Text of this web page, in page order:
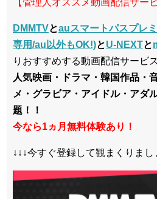
DMMTVとauスマートパスプレ
専用/au以外もOK!)とU-NEXTと
りおすすめする動画配信サービ
人気映画・ドラマ・韓国作品・
メ・グラビア・アイドル・アダ
題！！
今なら1ヵ月無料体験あり！
↓↓↓今すぐ登録して観まくりまし